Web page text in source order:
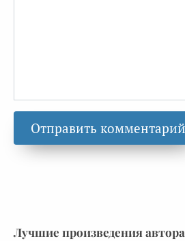
Лучшие произведения автора